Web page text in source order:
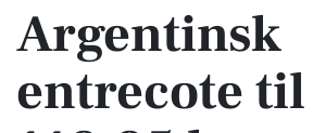
Argentinsk
entrecote til